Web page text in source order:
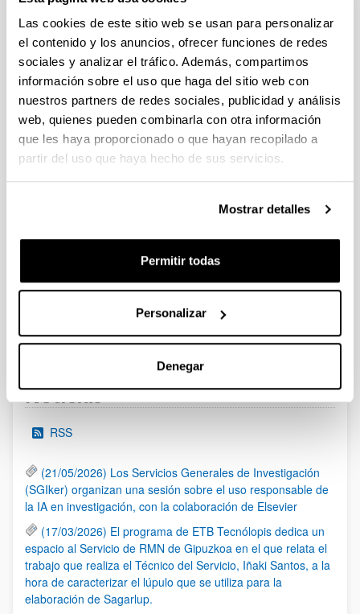
Las cookies de este sitio web se usan para personalizar
el contenido y los anuncios, ofrecer funciones de redes
sociales y analizar el tráfico. Además, compartimos
información sobre el uso que haga del sitio web con
nuestros partners de redes sociales, publicidad y análisis
web, quienes pueden combinarla con otra información
que les haya proporcionado o que hayan recopilado a
partir del uso que haya hecho de sus servicios.
Mostrar detalles
Permitir todas
Personalizar
Denegar
Se ha publicado la convocatoria
Convocatoria del Programa Posdoctoral de
Perfeccionamiento de Personal Investigador Doctor 2023-
2024
Sin trámite abierto (Plazo de presentación de solicitudes:
06/07/2023 - 24/07/2023 23:59)
Convocatoria de ayudas predoctorales: Programa FPU 2024
25/01/2024)
El plazo para la presentación de solicitudes finaliza el
25/01/2024 a las 14:00
Página
1 ...Páginas intermedias Use TAB para desplazarse.
Página
23 Página
24 Página
25 ...Páginas intermedias
Página
95
Noticias
RSS
(21/05/2026) Los Servicios Generales de Investigación
(SGIker) organizan una sesión sobre el uso responsable de
la IA en investigación, con la colaboración de Elsevier
(17/03/2026) El programa de ETB Tecnólopis dedica un
espacio al Servicio de RMN de Gipuzkoa en el que relata el
trabajo que realiza el Técnico del Servicio, Iñaki Santos, a la
hora de caracterizar el lúpulo que se utiliza para la
elaboración de Sagarlup.